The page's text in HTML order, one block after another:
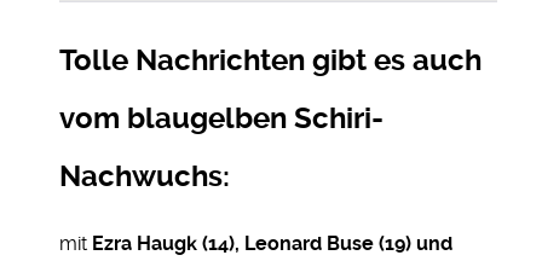
Tolle Nachrichten gibt es auch
vom blaugelben Schiri-
Nachwuchs:
mit Ezra Haugk (14), Leonard Buse (19) und